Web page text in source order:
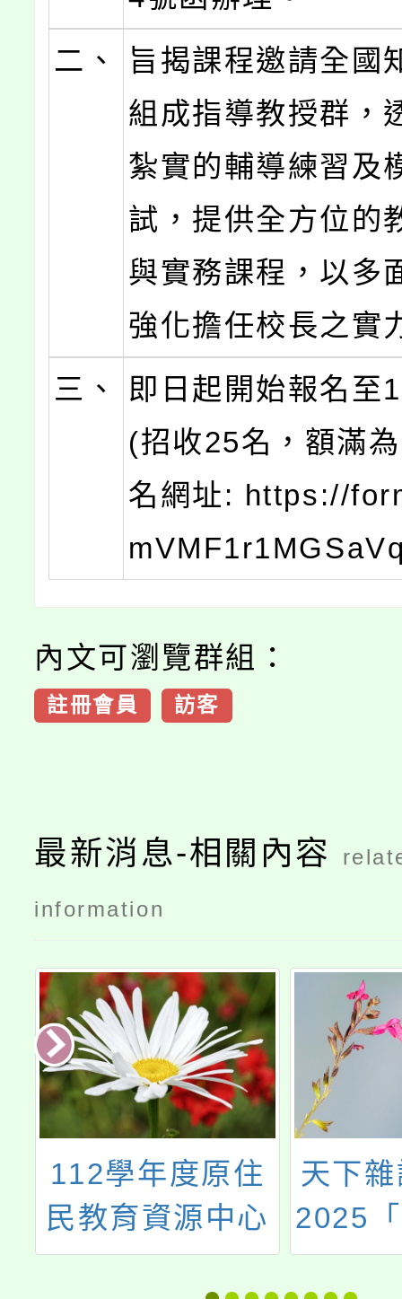
二、
旨揭課程邀請全國
組成指導教授群，
紮實的輔導練習及
試，提供全方位的
與實務課程，以多
強化擔任校長之實
三、
即日起開始報名至
(招收25名，額滿
名網址: https://
內文可瀏覽群組：
註冊會員 訪客
最新消息-相關內容
information
天下雜誌辦理之
2025「永續台灣
創意教案」徵選
114年
力基
全